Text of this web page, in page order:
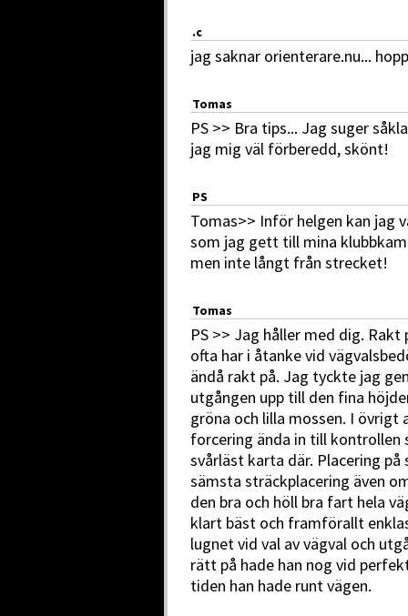
.c
jag saknar orienterare.nu...
Tomas
PS >> Bra tips... Jag suger
jag mig väl förberedd, skönt!
PS
Tomas>> Inför helgen kan jag
som jag gett till mina
men inte långt från strecket!
Tomas
PS >> Jag håller med dig.
ofta har i åtanke vid
ändå rakt på. Jag tyckte jag
utgången upp till den fina
gröna och lilla mossen. I
forcering ända in till
svårläst karta där. Placering på
sämsta sträckplacering även
den bra och höll bra fart hela
klart bäst och framförallt
lugnet vid val av vägval och
rätt på hade han nog vid
tiden han hade runt vägen.